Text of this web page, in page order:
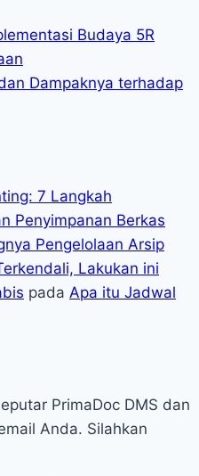
Budaya 5R
Dampaknya terhadap
7 Langkah
Penyimpanan Berkas
Pengelolaan Arsip
Lakukan ini
pada Apa itu Jadwal
PrimaDoc DMS dan
Anda. Silahkan